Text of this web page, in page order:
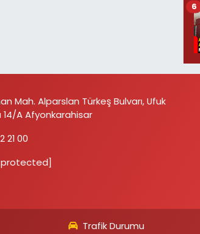
6
Mah. Alparslan Türkeş Bulvarı, Ufuk
14/A Afyonkarahisar
21 00
Trafik Durumu